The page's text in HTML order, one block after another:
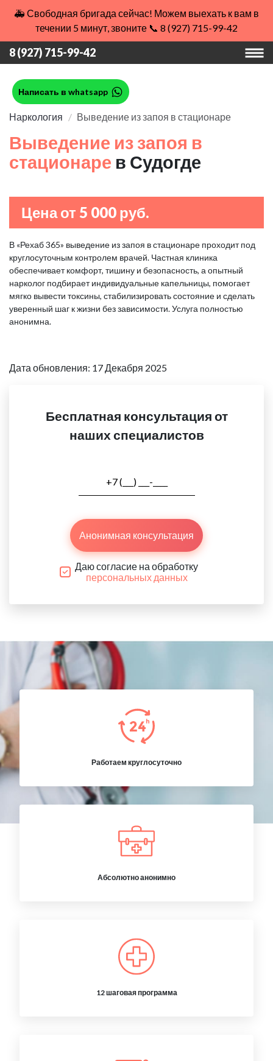
🚑 Свободная бригада сейчас! Можем выехать к вам в
течении 5 минут, звоните 📞 8 (927) 715-99-42
8 (927) 715-99-42
Написать в whatsapp
Наркология Выведение из запоя в стационаре
Выведение из запоя в
стационаре в Судогде
Цена от 5 000 руб.
В «Рехаб 365» выведение из запоя в стационаре проходит под
круглосуточным контролем врачей. Частная клиника
обеспечивает комфорт, тишину и безопасность, а опытный
нарколог подбирает индивидуальные капельницы, помогает
мягко вывести токсины, стабилизировать состояние и сделать
уверенный шаг к жизни без зависимости. Услуга полностью
анонимна.
Дата обновления: 17 Декабря 2025
Бесплатная консультация от
наших специалистов
Анонимная консультация
Даю согласие на обработку
персональных данных
Работаем круглосуточно
Абсолютно анонимно
12 шаговая программа